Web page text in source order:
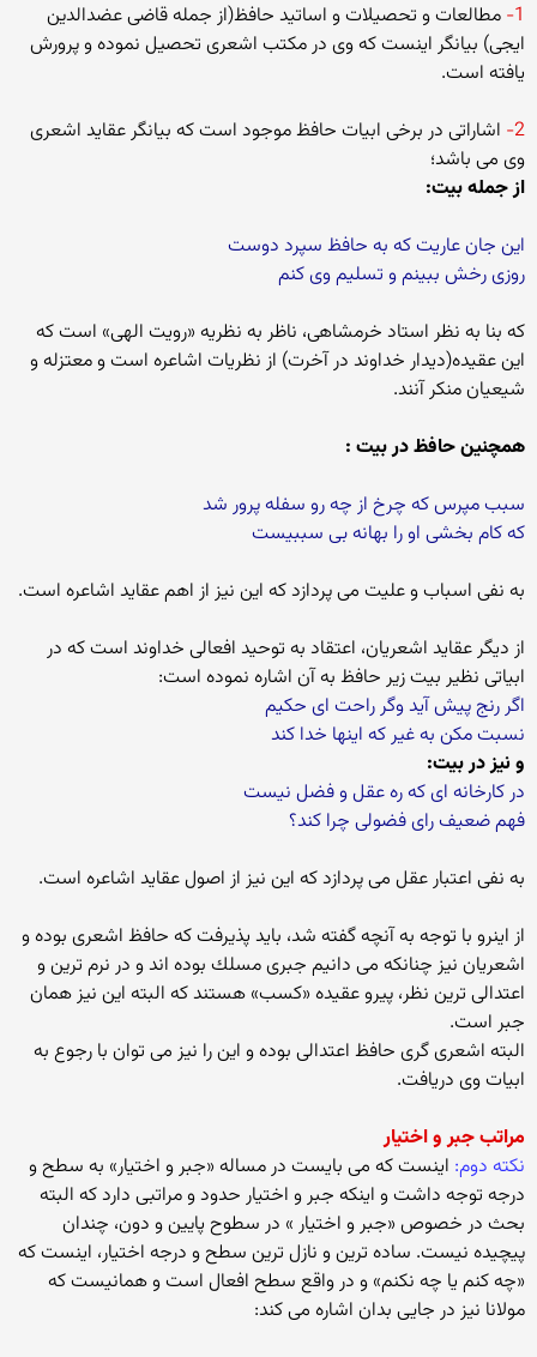
1- مطالعات و تحصیلات و اساتید حافظ(از جمله قاضی عضدالدین
ایجی) بیانگر اینست كه وی در مكتب اشعری تحصیل نموده و پرورش
یافته است.
2- اشاراتی در برخی ابیات حافظ موجود است كه بیانگر عقاید اشعری
وی می باشد؛
از جمله بیت:
این جان عاریت كه به حافظ سپرد دوست
روزی رخش ببینم و تسلیم وی كنم
كه بنا به نظر استاد خرمشاهی، ناظر به نظریه «رویت الهی» است كه
این عقیده(دیدار خداوند در آخرت) از نظریات اشاعره است و معتزله و
شیعیان منكر آنند.
همچنین حافظ در بیت :
سبب مپرس كه چرخ از چه رو سفله پرور شد
كه كام بخشی او را بهانه بی سببیست
به نفی اسباب و علیت می پردازد كه این نیز از اهم عقاید اشاعره است.
از دیگر عقاید اشعریان، اعتقاد به توحید افعالی خداوند است كه در
ابیاتی نظیر بیت زیر حافظ به آن اشاره نموده است:
اگر رنج پیش آید وگر راحت ای حكیم
نسبت مكن به غیر كه اینها خدا كند
و نیز در بیت:
در كارخانه ای كه ره عقل و فضل نیست
فهم ضعیف رای فضولی چرا كند؟
به نفی اعتبار عقل می پردازد كه این نیز از اصول عقاید اشاعره است.
از اینرو با توجه به آنچه گفته شد، باید پذیرفت كه حافظ اشعری بوده و
اشعریان نیز چنانكه می دانیم جبری مسلك بوده اند و در نرم ترین و
اعتدالی ترین نظر، پیرو عقیده «كسب» هستند كه البته این نیز همان
جبر است.
البته اشعری گری حافظ اعتدالی بوده و این را نیز می توان با رجوع به
ابیات وی دریافت.
مراتب جبر و اختیار
نكته دوم: اینست كه می بایست در مساله «جبر و اختیار» به سطح و
درجه توجه داشت و اینكه جبر و اختیار حدود و مراتبی دارد كه البته
بحث در خصوص «جبر و اختیار » در سطوح پایین و دون، چندان
پیچیده نیست. ساده ترین و نازل ترین سطح و درجه اختیار، اینست كه
«چه كنم یا چه نكنم» و در واقع سطح افعال است و همانیست كه
مولانا نیز در جایی بدان اشاره می كند: